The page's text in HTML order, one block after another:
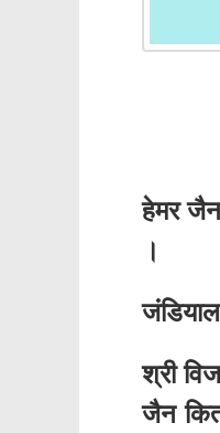
हेमर
।
श्री
जैन